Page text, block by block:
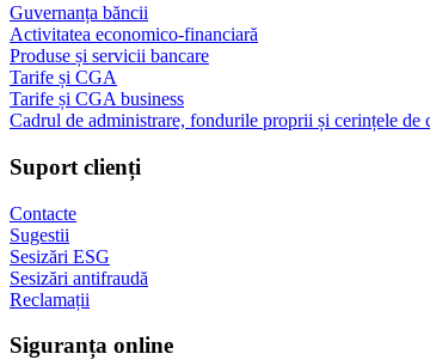
Guvernanța băncii
Activitatea economico-financiară
Produse și servicii bancare
Tarife și CGA
Tarife și CGA business
Cadrul de administrare, fondurile proprii și cerințele de
Suport clienți
Contacte
Sugestii
Sesizări ESG
Sesizări antifraudă
Reclamații
Siguranța online